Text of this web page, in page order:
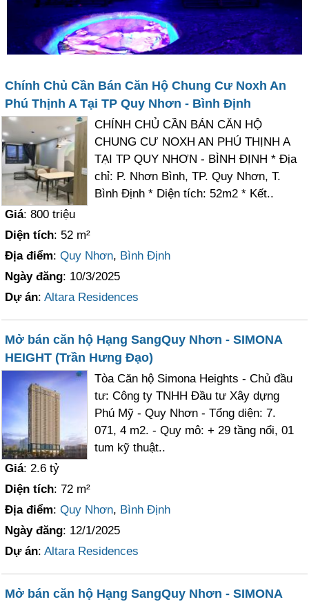
Chính Chủ Cần Bán Căn Hộ Chung Cư Noxh An
Phú Thịnh A Tại TP Quy Nhơn - Bình Định
CHÍNH CHỦ CẦN BÁN CĂN HỘ
CHUNG CƯ NOXH AN PHÚ THỊNH A
TẠI TP QUY NHƠN - BÌNH ĐỊNH * Địa
chỉ: P. Nhơn Bình, TP. Quy Nhơn, T.
Bình Định * Diện tích: 52m2 * Kết..
Giá: 800 triệu
Diện tích: 52 m²
Địa điểm:Quy Nhơn, Bình Định
Ngày đăng: 10/3/2025
Dự án:Altara Residences
Mở bán căn hộ Hạng SangQuy Nhơn - SIMONA
HEIGHT (Trần Hưng Đạo)
Tòa Căn hộ Simona Heights - Chủ đầu
tư: Công ty TNHH Đầu tư Xây dựng
Phú Mỹ - Quy Nhơn - Tổng diện: 7.
071, 4 m2. - Quy mô: + 29 tầng nổi, 01
tum kỹ thuật..
Giá: 2.6 tỷ
Diện tích: 72 m²
Địa điểm:Quy Nhơn, Bình Định
Ngày đăng: 12/1/2025
Dự án:Altara Residences
Mở bán căn hộ Hạng SangQuy Nhơn - SIMONA